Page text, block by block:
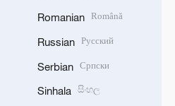
Romanian Română
Russian Русский
Serbian Српски
Sinhala සිංහල